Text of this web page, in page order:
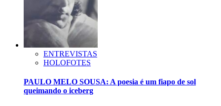
ENTREVISTAS
HOLOFOTES
PAULO MELO SOUSA: A poesia é um fiapo de sol
queimando o iceberg